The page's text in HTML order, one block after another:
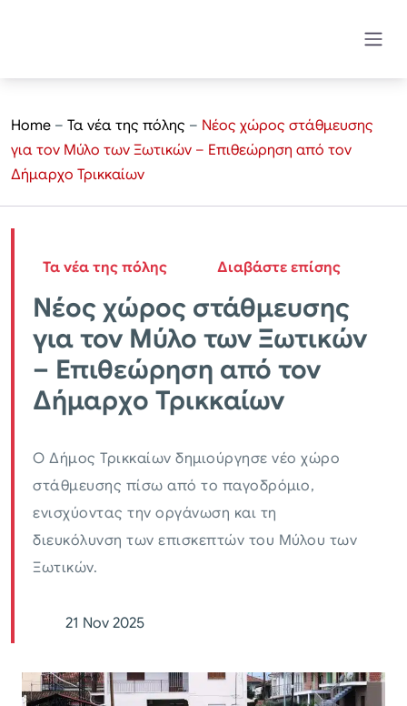
Home – Τα νέα της πόλης – Νέος χώρος στάθμευσης
για τον Μύλο των Ξωτικών – Επιθεώρηση από τον
Δήμαρχο Τρικκαίων
Τα νέα της πόλης Διαβάστε επίσης
Νέος χώρος στάθμευσης
για τον Μύλο των Ξωτικών
– Επιθεώρηση από τον
Δήμαρχο Τρικκαίων
Ο Δήμος Τρικκαίων δημιούργησε νέο χώρο
στάθμευσης πίσω από το παγοδρόμιο,
ενισχύοντας την οργάνωση και τη
διευκόλυνση των επισκεπτών του Μύλου των
Ξωτικών.
21 Nov 2025